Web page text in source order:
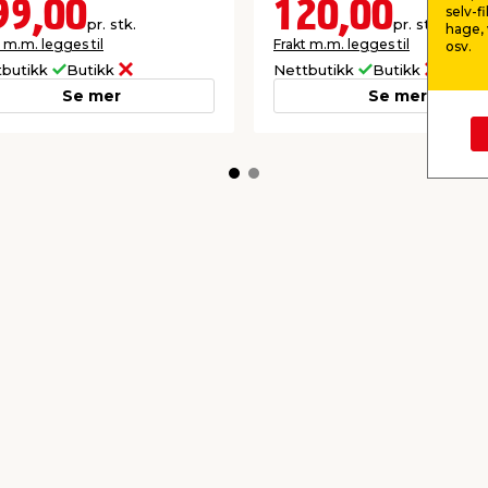
pr. stk.
m.m. legges til
Butikk
Se mer
120,00pr. stk.
Frakt m.m. legges til
Nettbutikk Butikk
Se mer
selv-
osv.